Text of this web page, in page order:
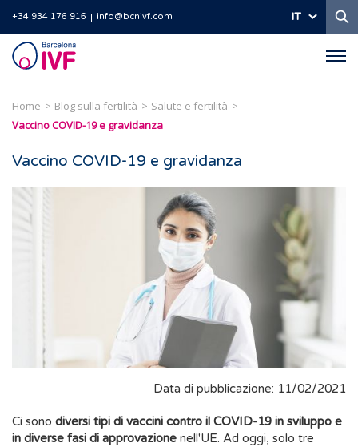
+34 934 176 916 info@bcnivf.com IT
Barcelona
IVF
Home Blog sulla fertilità
Salute e fertilità
Vaccino COVID-19 e gravidanza
Vaccino COVID-19 e gravidanza
Data di pubblicazione: 11/02/2021
Ci sono diversi tipi di vaccini contro il COVID-19 in sviluppo e
in diverse fasi di approvazione nell'UE. Ad oggi, solo tre